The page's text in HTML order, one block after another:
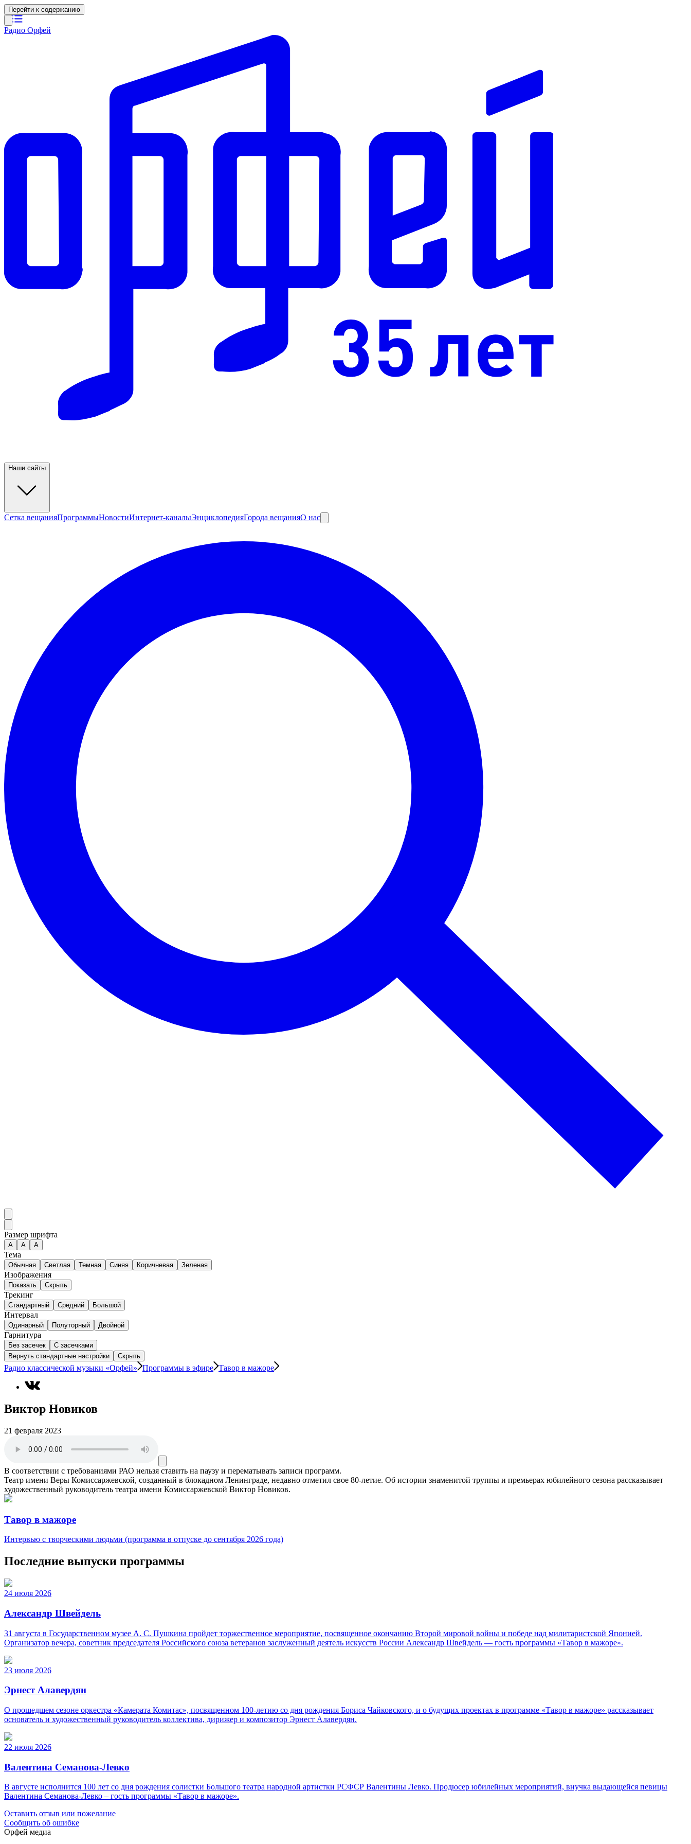
Перейти к содержанию
Радио Орфей
Наши сайты
Сетка вещанияПрограммыНовостиИнтернет-каналыЭнциклопедияГорода вещанияО нас
Размер шрифта
А A A
Тема
Обычная Светлая Темная Синяя Коричневая Зеленая
Изображения
Показать Скрыть
Трекинг
Стандартный Средний Большой
Интервал
Одинарный Полуторный Двойной
Гарнитура
Без засечек
С засечками
Вернуть стандартные настройки
Скрыть
Радио классической музыки «Орфей» Программы в эфире Тавор в мажоре
Виктор Новиков
21 февраля 2023
В соответствии с требованиями РАО нельзя ставить на паузу и перематывать записи программ.
Театр имени Веры Комиссаржевской, созданный в блокадном Ленинграде, недавно отметил свое 80-летие. Об истории знаменитой труппы и премьерах юбилейного сезона рассказывает
художественный руководитель театра имени Комиссаржевской Виктор Новиков.
Тавор в мажоре
Интервью с творческими людьми (программа в отпуске до сентября 2026 года)
Последние выпуски программы
24 июля 2026
Александр Швейдель
31 августа в Государственном музее А. С. Пушкина пройдет торжественное мероприятие, посвященное окончанию Второй мировой войны и победе над милитаристской Японией.
Организатор вечера, советник председателя Российского союза ветеранов заслуженный деятель искусств России Александр Швейдель — гость программы «Тавор в мажоре».
23 июля 2026
Эрнест Алавердян
О прошедшем сезоне оркестра «Камерата Комитас», посвященном 100-летию со дня рождения Бориса Чайковского, и о будущих проектах в программе «Тавор в мажоре» рассказывает
основатель и художественный руководитель коллектива, дирижер и композитор Эрнест Алавердян.
22 июля 2026
Валентина Семанова-Левко
В августе исполнится 100 лет со дня рождения солистки Большого театра народной артистки РСФСР Валентины Левко. Продюсер юбилейных мероприятий, внучка выдающейся певицы
Валентина Семанова-Левко – гость программы «Тавор в мажоре».
Оставить отзыв или пожелание
Сообщить об ошибке
Орфей медиа